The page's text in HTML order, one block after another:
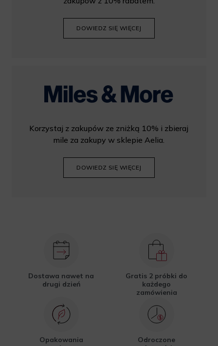
DOWIEDZ SIĘ WIĘCEJ
Korzystaj z zakupów ze zniżką 10% i zbieraj
mile za zakupy w sklepie Aelia.
DOWIEDZ SIĘ WIĘCEJ
Dostawa nawet na
drugi dzień
Gratis 2 próbki do
każdego
zamówienia
Opakowania
Odroczone